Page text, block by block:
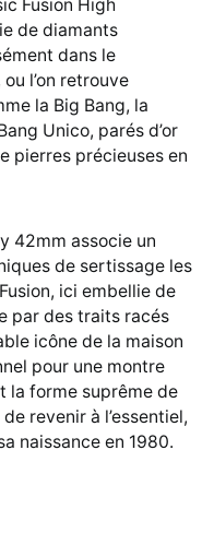
Fusion High
de diamants
dans le
l’on retrouve
la Big Bang, la
Unico, parés d’or
pierres précieuses en
42mm associe un
de sertissage les
ici embellie de
par des traits racés
icône de la maison
pour une montre
la forme suprême de
revenir à l’essentiel,
naissance en 1980.